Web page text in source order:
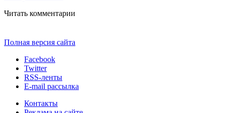
Читать комментарии
Полная версия сайта
Facebook
Twitter
RSS-ленты
E-mail рассылка
Контакты